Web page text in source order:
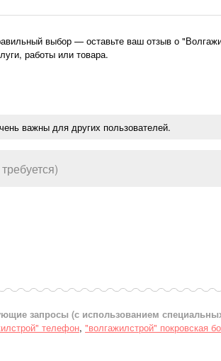
выбор — оставьте ваш отзыв о
работы или товара.
важны для других пользователей.
запросы (с использованием
телефон, "волгажилстрой" покровская